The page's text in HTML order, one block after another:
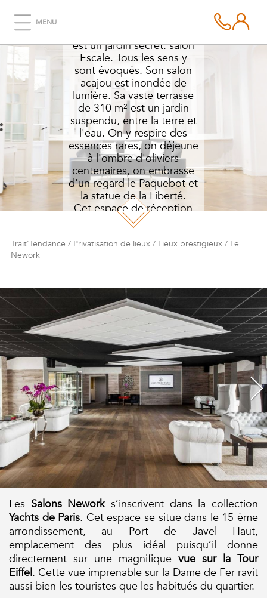
MENU
est un jardin secret: salon
Escale. Tous les sens y
sont évoqués. Son salon
acajou est inondée de
lumière. Sa vaste terrasse
de 310 m² est un jardin
suspendu, entre la terre et
l'eau. On y respire des
essences rares, on déjeune
à l'ombre d'oliviers
centenaires, on embrasse
d'un regard le Paquebot et
la statue de la Liberté.
Cet espace de réception
pouvant accueillir de 300 à
cadre unique en bord de
Trait'Tendance / Privatisation de lieux / Lieux prestigieux / Le
Nework
Les Salons Neworks’inscrivent dans la collection
Yachts de Paris. Cet espace se situe dans le 15 ème
arrondissement, au Port de Javel Haut,
emplacement des plus idéal puisqu’il donne
directement sur une magnifique vue sur la Tour
Eiffel. Cette vue imprenable sur la Dame de Fer ravit
aussi bien les touristes que les habitués du quartier.